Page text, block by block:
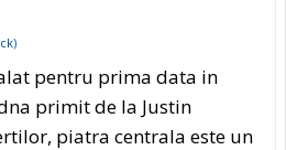
)
pentru prima data in
primit de la Justin
piatra centrala este un